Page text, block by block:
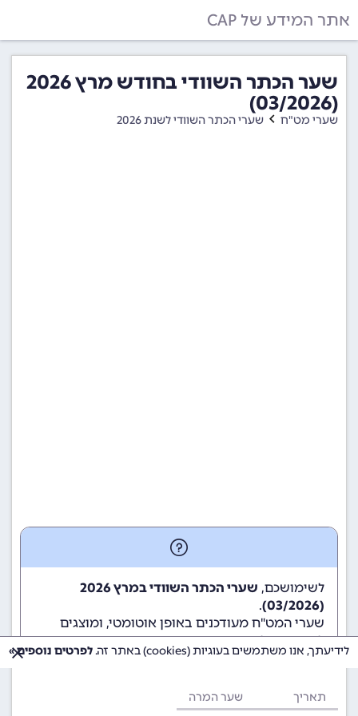
אתר המידע של CAP
שער הכתר השוודי בחודש מרץ 2026
(03/2026)
שערי מט"ח שערי הכתר השוודי לשנת 2026
לשימושכם,
שערי הכתר השוודי במרץ 2026
(03/2026)
.
שערי המט"ח מעודכנים באופן אוטומטי, ומוצגים
לשימוש גולשי ומשתמשי האתר.
תאריך שער המרה
לידיעתך, אנו משתמשים בעוגיות (cookies) באתר זה. לפרטים נוספים »